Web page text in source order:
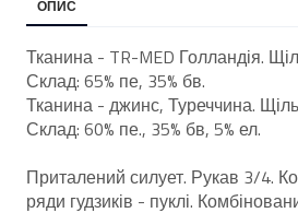
ОПИС
Тканина - TR-MED Голландія.
Склад: 65% пе, 35% бв.
Тканина - джинс, Туреччина.
Склад: 60% пе., 35% бв, 5% ел.
Приталений силует. Рукав 3/4.
ряди гудзиків - пуклі.